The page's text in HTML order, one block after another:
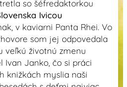
so šéfredaktorkou
Ivicou
v kaviarni Panta Rhei. Vo
som jej odpovedala
veľkú životnú zmenu
Ivan Janko, čo si práci
knižkách myslia naši